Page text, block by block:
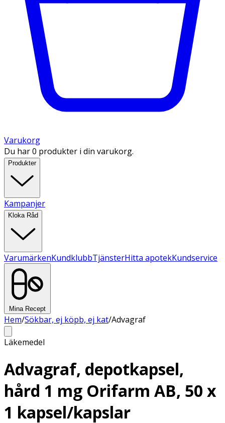
Varukorg
Du har 0 produkter i din varukorg.
Produkter
Kampanjer
Kloka Råd
VarumärkenKundklubbTjänsterHitta apotekKundservice
Mina Recept
Hem/Sökbar, ej köpb, ej kat/Advagraf
Läkemedel
Advagraf, depotkapsel,
hård 1 mg Orifarm AB, 50 x
1 kapsel/kapslar